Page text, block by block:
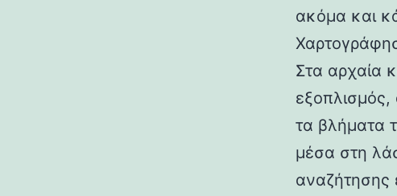
ακόμα και
Στα αρχαία
εξοπλισμός,
τα βλήματα
μέσα στη
αναζήτησης